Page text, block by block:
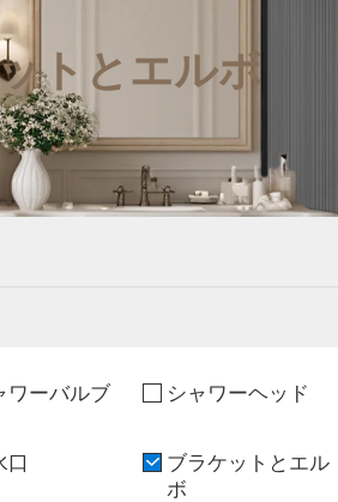
トとエルボ
ワーバルブ シャワーヘッド
口
ブラケットとエル
ボ